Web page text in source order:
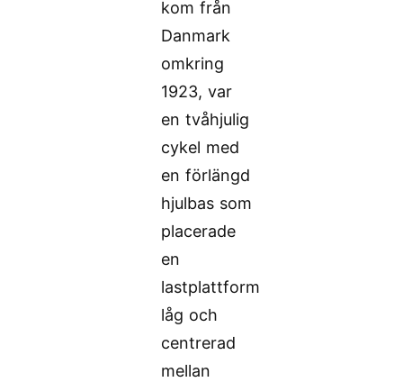
kom från
Danmark
omkring
1923, var
en tvåhjulig
cykel med
en förlängd
hjulbas som
placerade
en
lastplattform
låg och
centrerad
mellan